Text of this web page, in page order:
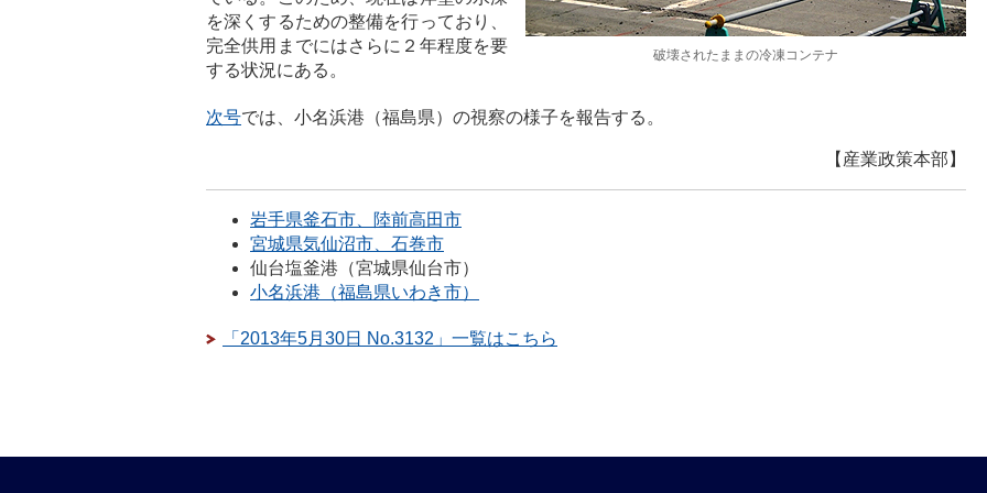
破壊されたままの冷凍コンテナ
を深くするための整備を行っており、
完全供用までにはさらに２年程度を要
する状況にある。
次号では、小名浜港（福島県）の視察の様子を報告する。
【産業政策本部】
岩手県釜石市、陸前高田市
宮城県気仙沼市、石巻市
仙台塩釜港（宮城県仙台市）
小名浜港（福島県いわき市）
「2013年5月30日 No.3132」一覧はこちら